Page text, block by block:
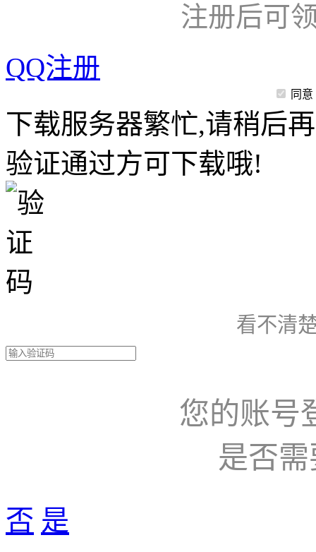
注册后可
QQ注册
同意
下载服务器繁忙,请稍后
验证通过方可下载哦!
看不清
您的账号
是否
否 是